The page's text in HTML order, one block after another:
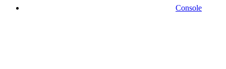
Console